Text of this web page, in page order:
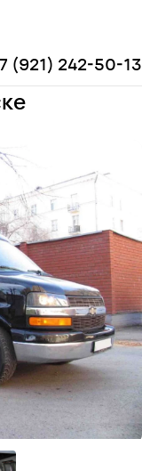
(921) 242-50-13
Express
с